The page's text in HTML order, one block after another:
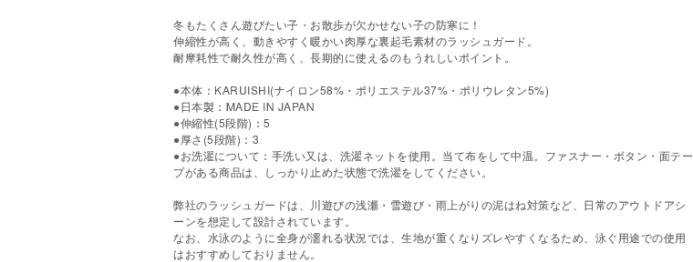
冬もたくさん遊びたい子・お散歩が欠かせない子の防寒に！
伸縮性が高く、動きやすく暖かい肉厚な裏起毛素材のラッシュガード。
耐摩耗性で耐久性が高く、長期的に使えるのもうれしいポイント。
●本体：KARUISHI(ナイロン58%・ポリエステル37%・ポリウレタン5%)
●日本製：MADE IN JAPAN
●伸縮性(5段階)：5
●厚さ(5段階)：3
●お洗濯について：手洗い又は、洗濯ネットを使用。当て布をして中温。ファスナー・ボタン・面テー
プがある商品は、しっかり止めた状態で洗濯をしてください。
弊社のラッシュガードは、川遊びの浅瀬・雪遊び・雨上がりの泥はね対策など、日常のアウトドアシ
ーンを想定して設計されています。
なお、水泳のように全身が濡れる状況では、生地が重くなりズレやすくなるため、泳ぐ用途での使用
はおすすめしておりません。